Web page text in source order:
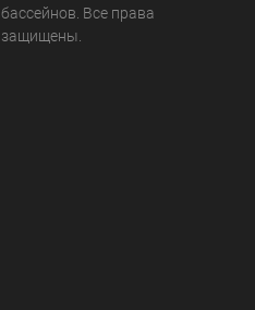
бассейнов. Все права
защищены.